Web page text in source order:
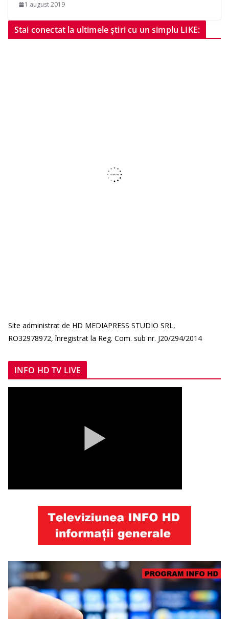
1 august 2019
Stai conectat la ultimele știri cu un simplu LIKE:
Site administrat de HD MEDIAPRESS STUDIO SRL,
RO32978972, înregistrat la Reg. Com. sub nr. J20/294/2014
INFO HD TV LIVE